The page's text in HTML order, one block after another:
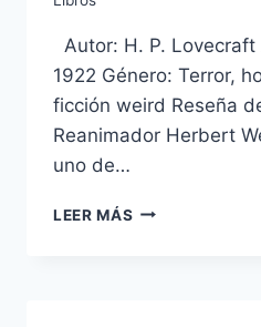
Autor: H. P.
1922 Género: Terror,
ficción weird Reseña
Reanimador Herbert
uno de…
LEER MÁS HERBERT